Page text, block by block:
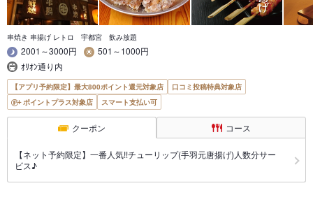
串焼き 串揚げ レトロ 宇都宮 飲み放題
2001～3000円
501～1000円
ｵﾘｵﾝ通り内
【アプリ予約限定】最大800ポイント還元対象店
口コミ投稿特典対象店
ポイントプラス対象店
スマート支払い可
クーポン コース
【ネット予約限定】一番人気!!チューリップ(手羽元唐揚げ)人数分サー
ビス♪